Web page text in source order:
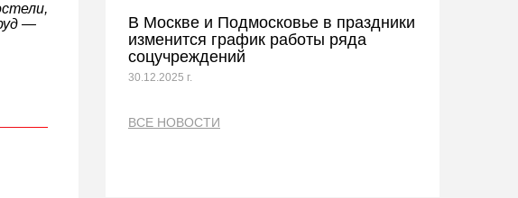
—
В Москве и Подмосковье в праздники
изменится график работы ряда
соцучреждений
30.12.2025 г.
ВСЕ НОВОСТИ